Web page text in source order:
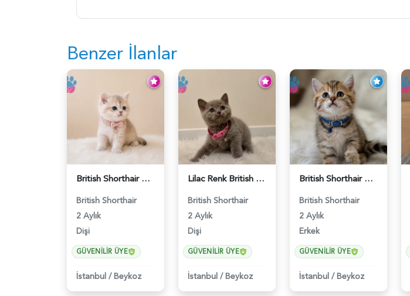
Benzer İlanlar
British Shorthair AY12 Güzel Kızımız - 6349
British Shorthair
2 Aylık
Dişi
GÜVENILIR ÜYE
İstanbul /Beykoz
Lilac Renk British Shorthair Prensesimiz - 5561
British Shorthair
2 Aylık
Dişi
GÜVENILIR ÜYE
İstanbul /Beykoz
British Shorthair Golden Tabby Black Yavrumuz - 5582
British Shorthair
2 Aylık
Erkek
GÜVENILIR ÜYE
İstanbul /Beykoz